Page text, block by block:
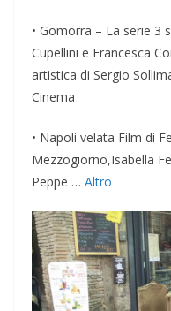
• Gomorra – La serie 3
Cupellini e Francesca
artistica di Sergio
Cinema
• Napoli velata Film di
Mezzogiorno,Isabella
Peppe … Altro